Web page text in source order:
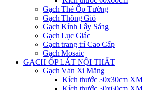
Gạch Thẻ Ốp Tường
Gạch Thông Gió
Gạch Kính Lấy Sáng
Gạch Lục Giác
Gạch trang trí Cao Cấp
Gạch Mosaic
GẠCH ỐP LÁT NỘI THẤT
Gạch Vân Xi Măng
Kích thước 30x30cm XM
Kích thước 30x60cm XM